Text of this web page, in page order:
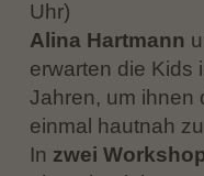
Uhr)
Alina Hartmann
erwarten die Kids
Jahren, um ihnen
einmal hautnah
In zwei